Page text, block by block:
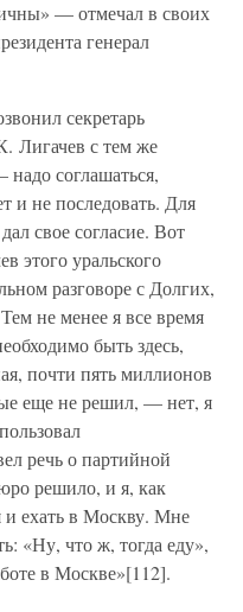
— отмечал в своих
генерал
секретарь
с тем же
соглашаться,
и не последовать. Для
свое согласие. Вот
этого уральского
разговоре с Долгих,
не менее я все время
быть здесь,
почти пять миллионов
еще не решил, — нет, я
речь о партийной
решило, и я, как
и ехать в Москву. Мне
«Ну, что ж, тогда еду»,
в Москве»[112].